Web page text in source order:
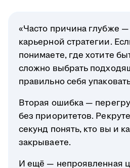
«Часто причина глубже —
карьерной стратегии.
понимаете, где хотите
сложно выбрать
правильно себя
Вторая ошибка —
без приоритетов.
секунд понять, кто вы и
закрываете.
И ещё — непроявленная